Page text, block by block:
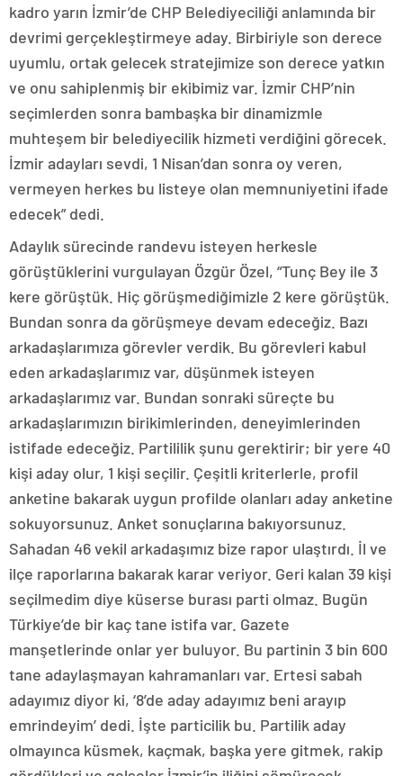
kadro yarın İzmir’de CHP Belediyeciliği anlamında bir
devrimi gerçekleştirmeye aday. Birbiriyle son derece
uyumlu, ortak gelecek stratejimize son derece yatkın
ve onu sahiplenmiş bir ekibimiz var. İzmir CHP’nin
seçimlerden sonra bambaşka bir dinamizmle
muhteşem bir belediyecilik hizmeti verdiğini görecek.
İzmir adayları sevdi, 1 Nisan’dan sonra oy veren,
vermeyen herkes bu listeye olan memnuniyetini ifade
edecek” dedi.
Adaylık sürecinde randevu isteyen herkesle
görüştüklerini vurgulayan Özgür Özel, “Tunç Bey ile 3
kere görüştük. Hiç görüşmediğimizle 2 kere görüştük.
Bundan sonra da görüşmeye devam edeceğiz. Bazı
arkadaşlarımıza görevler verdik. Bu görevleri kabul
eden arkadaşlarımız var, düşünmek isteyen
arkadaşlarımız var. Bundan sonraki süreçte bu
arkadaşlarımızın birikimlerinden, deneyimlerinden
istifade edeceğiz. Partililik şunu gerektirir; bir yere 40
kişi aday olur, 1 kişi seçilir. Çeşitli kriterlerle, profil
anketine bakarak uygun profilde olanları aday anketine
sokuyorsunuz. Anket sonuçlarına bakıyorsunuz.
Sahadan 46 vekil arkadaşımız bize rapor ulaştırdı. İl ve
ilçe raporlarına bakarak karar veriyor. Geri kalan 39 kişi
seçilmedim diye küserse burası parti olmaz. Bugün
Türkiye’de bir kaç tane istifa var. Gazete
manşetlerinde onlar yer buluyor. Bu partinin 3 bin 600
tane adaylaşmayan kahramanları var. Ertesi sabah
adayımız diyor ki, ‘8’de aday adayımız beni arayıp
emrindeyim’ dedi. İşte particilik bu. Partilik aday
olmayınca küsmek, kaçmak, başka yere gitmek, rakip